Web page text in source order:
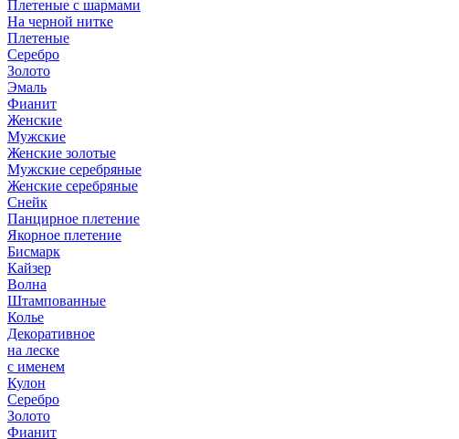
Плетеные с шармами
На черной нитке
Плетеные
Серебро
Золото
Эмаль
Фианит
Женские
Мужские
Женские золотые
Мужские серебряные
Женские серебряные
Снейк
Панцирное плетение
Якорное плетение
Бисмарк
Кайзер
Волна
Штампованные
Колье
Декоративное
на леске
с именем
Кулон
Серебро
Золото
Фианит